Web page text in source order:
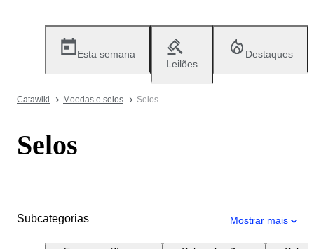
Esta semana
Leilões
Destaques
Catawiki Moedas e selos Selos
Selos
Subcategorias Mostrar mais